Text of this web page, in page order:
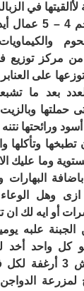
في
يحمل أذان اللحم 4
والكيماويات
من مركز
على
بعد ما
حملتها
ورائحتها نتنه
تطبخها وتأكلها
وما عليك الا
البهارات
ازى وهل
أو ايه لك ان
كل واحد أخد
هتكفيهم والعيش 3
لمزرعة